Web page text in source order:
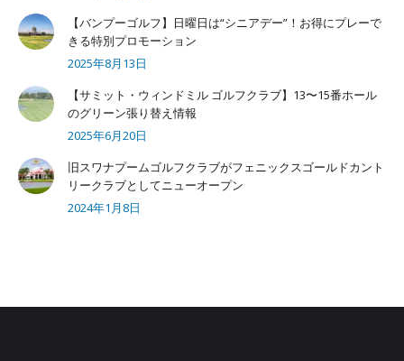
【バンプーゴルフ】日曜日は“シニアデー”！お得にプレーで
きる特別プロモーション
2025年8月13日
【サミット・ウィンドミル ゴルフクラブ】13〜15番ホール
のグリーン張り替え情報
2025年6月20日
旧スワナプームゴルフクラブがフェニックスゴールドカント
リークラブとしてニューオープン
2024年1月8日